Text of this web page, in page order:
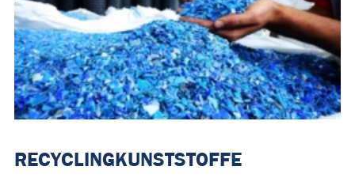
RECYCLINGKUNSTSTOFFE